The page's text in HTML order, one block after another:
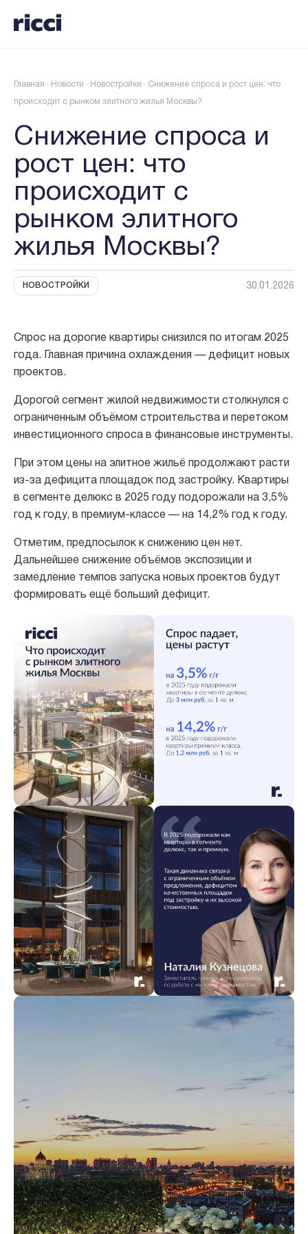
Главная · Новости · Новостройки · Снижение спроса и рост цен: что
происходит с рынком элитного жилья Москвы?
Снижение спроса и
рост цен: что
происходит с
рынком элитного
жилья Москвы?
НОВОСТРОЙКИ 30.01.2026
Спрос на дорогие квартиры снизился по итогам 2025
года. Главная причина охлаждения — дефицит новых
проектов.
Дорогой сегмент жилой недвижимости столкнулся с
ограниченным объёмом строительства и перетоком
инвестиционного спроса в финансовые инструменты.
При этом цены на элитное жильё продолжают расти
из-за дефицита площадок под застройку. Квартиры
в сегменте делюкс в 2025 году подорожали на 3,5%
год к году, в премиум-классе — на 14,2% год к году.
Отметим, предпосылок к снижению цен нет.
Дальнейшее снижение объёмов экспозиции и
замедление темпов запуска новых проектов будут
формировать ещё больший дефицит.